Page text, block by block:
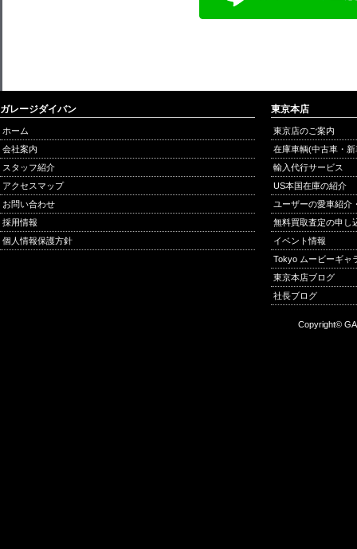
ガレージダイバン
ホーム
会社案内
スタッフ紹介
アクセスマップ
お問い合わせ
採用情報
個人情報保護方針
東京本店
東京店のご案内
在庫車輌(中古車・
輸入代行サービス
US本国在庫の紹介
ユーザーの愛車紹介
無料買取査定の申し
イベント情報
Tokyo ムービーギャ
東京本店ブログ
社長ブログ
Copyright©